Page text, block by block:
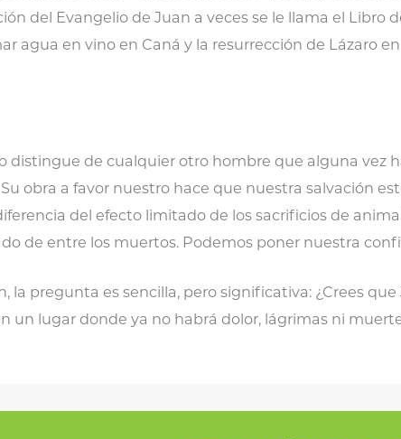
del Evangelio de Juan a veces se le llama el Libro
agua en vino en Caná y la resurrección de Lázaro
distingue de cualquier otro hombre que alguna vez
obra a favor nuestro hace que nuestra salvación
del efecto limitado de los sacrificios de
de entre los muertos. Podemos poner nuestra
pregunta es sencilla, pero significativa: ¿Crees que
un lugar donde ya no habrá dolor, lágrimas ni